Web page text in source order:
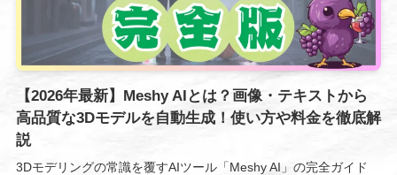
【2026年最新】Meshy AIとは？画像・テキストから
高品質な3Dモデルを自動生成！使い方や料金を徹底解
説
3Dモデリングの常識を覆すAIツール「Meshy AI」の完全ガイド